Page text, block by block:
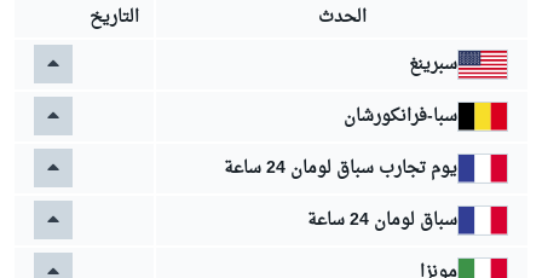
الحدث
التاريخ
سبرينغ
سبا-فرانكورشان
يوم تجارب سباق لومان 24 ساعة
سباق لومان 24 ساعة